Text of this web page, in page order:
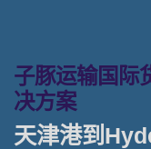
子豚运输国际
决方案
天津港到